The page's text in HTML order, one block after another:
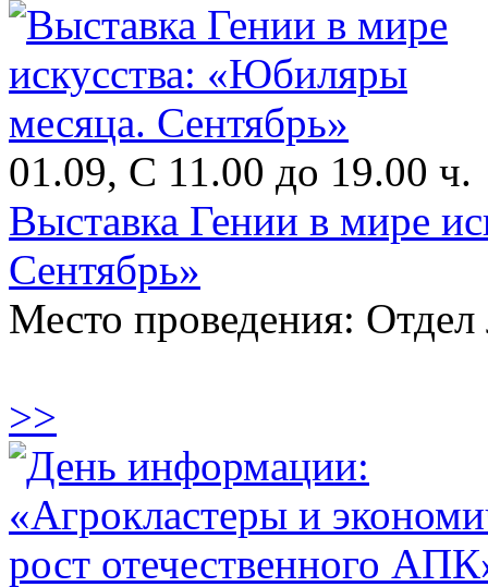
01.09, С 11.00 до 19.00 ч.
Выставка Гении в мире
Сентябрь»
Место проведения: Отдел
>>